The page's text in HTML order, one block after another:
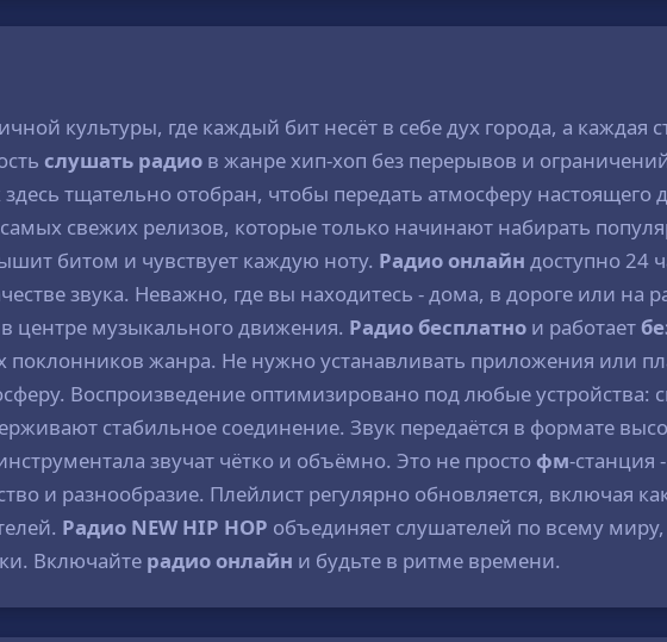
культуры, где каждый бит несёт в себе дух города, а каждая
слушать радио в жанре хип-хоп без перерывов и
тщательно отобран, чтобы передать атмосферу настоящего
свежих релизов, которые только начинают набирать
битом и чувствует каждую ноту. Радио онлайн доступно 24
звука. Неважно, где вы находитесь - дома, в дороге или на
центре музыкального движения. Радио бесплатно и работает
поклонников жанра. Не нужно устанавливать приложения или
Воспроизведение оптимизировано под любые
стабильное соединение. Звук передаётся в формате
звучат чётко и объёмно. Это не просто фм-станция
и разнообразие. Плейлист регулярно обновляется, включая
Радио NEW HIP HOP объединяет слушателей по всему
Включайте радио онлайн и будьте в ритме времени.